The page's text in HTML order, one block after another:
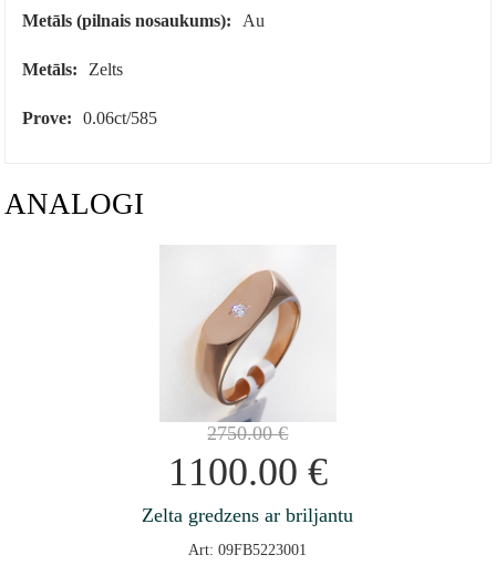
Metāls (pilnais nosaukums): Au
Metāls: Zelts
Prove: 0.06ct/585
ANALOGI
2750.00€
1100.00 €
Zelta gredzens ar briljantu
Art: 09FB5223001